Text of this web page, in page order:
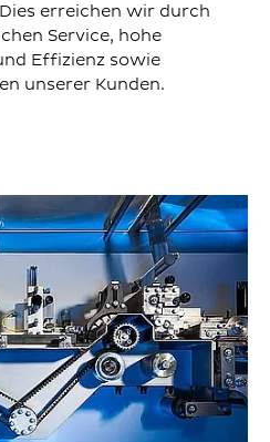
erreichen wir durch
Service, hohe
Effizienz sowie
unserer Kunden.